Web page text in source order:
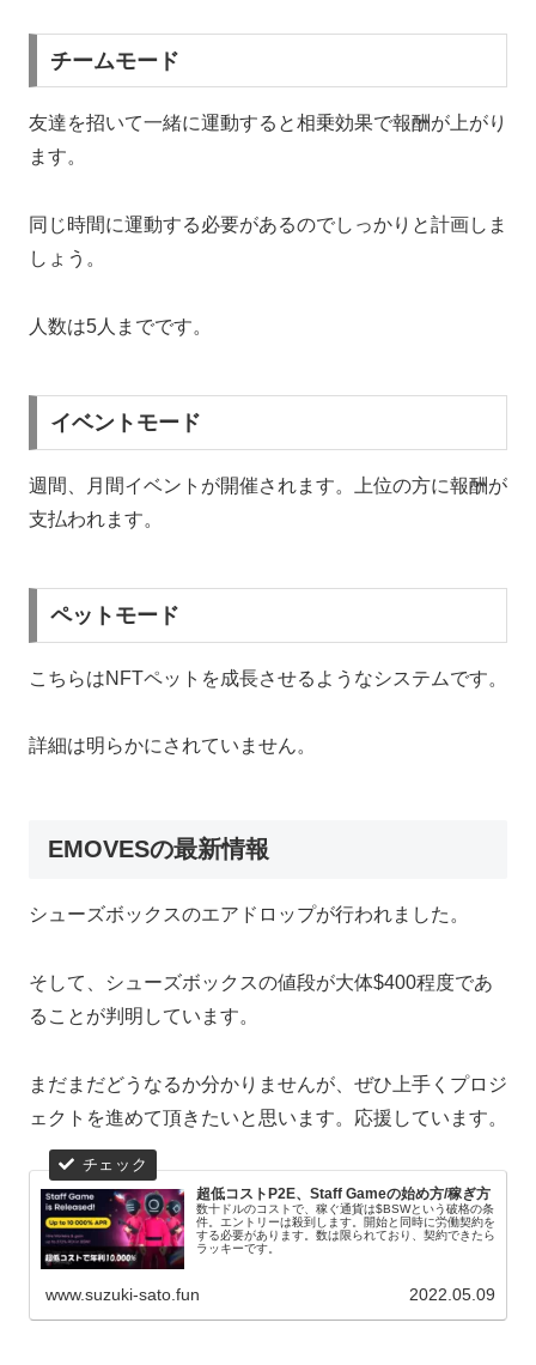
チームモード
友達を招いて一緒に運動すると相乗効果で報酬が上がり
ます。
同じ時間に運動する必要があるのでしっかりと計画しま
しょう。
人数は5人までです。
イベントモード
週間、月間イベントが開催されます。上位の方に報酬が
支払われます。
ペットモード
こちらはNFTペットを成長させるようなシステムです。
詳細は明らかにされていません。
EMOVESの最新情報
シューズボックスのエアドロップが行われました。
そして、シューズボックスの値段が大体$400程度であ
ることが判明しています。
まだまだどうなるか分かりませんが、ぜひ上手くプロジ
ェクトを進めて頂きたいと思います。応援しています。
超低コストP2E、Staff Gameの始め方/稼ぎ方
数十ドルのコストで、稼ぐ通貨は$BSWという破格の条
件。エントリーは殺到します。開始と同時に労働契約を
する必要があります。数は限られており、契約できたら
ラッキーです。
www.suzuki-sato.fun 2022.05.09